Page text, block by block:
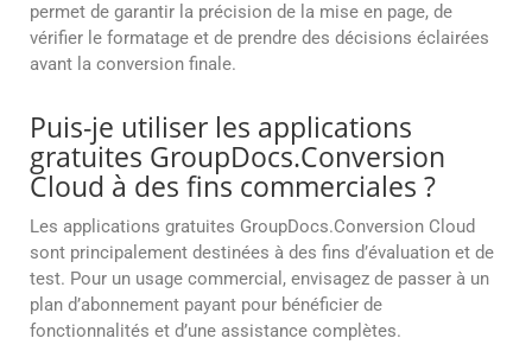
permet de garantir la précision de la mise en page, de
vérifier le formatage et de prendre des décisions éclairées
avant la conversion finale.
Puis-je utiliser les applications
gratuites GroupDocs.Conversion
Cloud à des fins commerciales ?
Les applications gratuites GroupDocs.Conversion Cloud
sont principalement destinées à des fins d’évaluation et de
test. Pour un usage commercial, envisagez de passer à un
plan d’abonnement payant pour bénéficier de
fonctionnalités et d’une assistance complètes.